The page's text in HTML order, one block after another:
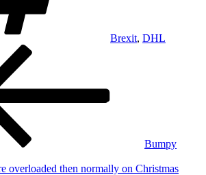
Brexit, DHL
Bumpy
overloaded then normally on Christmas